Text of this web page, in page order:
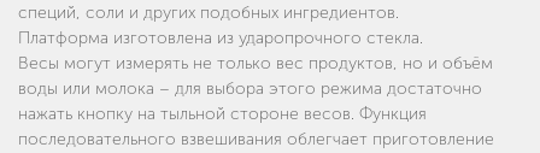
специй, соли и других подобных ингредиентов.
Платформа изготовлена из ударопрочного стекла.
Весы могут измерять не только вес продуктов, но и объём
воды или молока – для выбора этого режима достаточно
нажать кнопку на тыльной стороне весов. Функция
последовательного взвешивания облегчает приготовление